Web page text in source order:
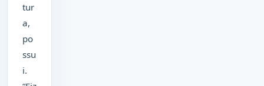
tur
a,
po
ssu
i.